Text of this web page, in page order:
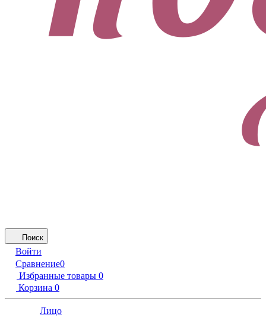
Поиск
Войти
Сравнение0
Избранные товары 0
Корзина 0
Лицо